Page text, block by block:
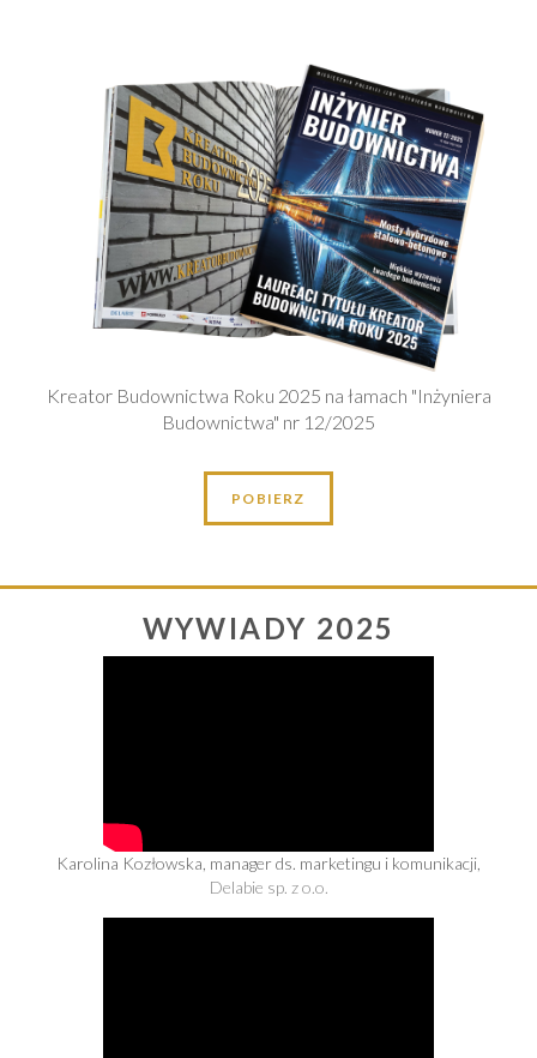
Kreator Budownictwa Roku 2025 na łamach "Inżyniera
Budownictwa" nr 12/2025
POBIERZ
WYWIADY 2025
Karolina Kozłowska, manager ds. marketingu i komunikacji,
Delabie sp. z o.o.